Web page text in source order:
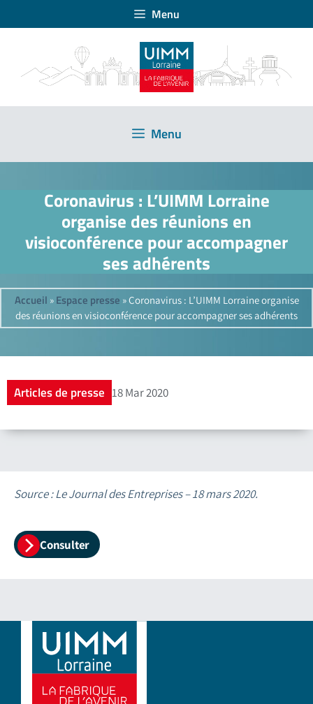
Menu
Menu
Coronavirus : L’UIMM Lorraine
organise des réunions en
visioconférence pour accompagner
ses adhérents
Accueil » Espace presse »Coronavirus : L’UIMM Lorraine organise
des réunions en visioconférence pour accompagner ses adhérents
Articles de presse 18 Mar 2020
Source : Le Journal des Entreprises – 18 mars 2020.
Consulter